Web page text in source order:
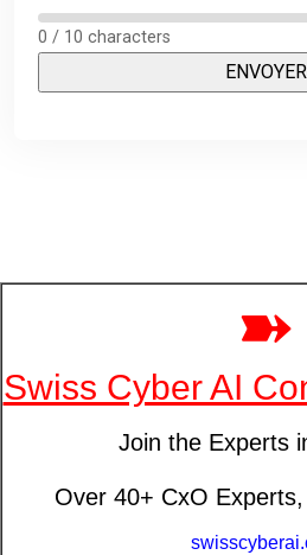
0 / 10 characters